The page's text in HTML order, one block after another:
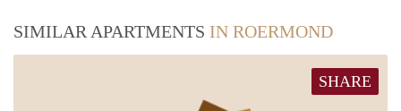
SIMILAR APARTMENTS IN ROERMOND
SHARE